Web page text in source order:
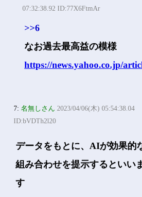
07:32:38.92 ID:77X6FtmAr
>>6
なお過去最高益の模様
https://news.yahoo.co.jp/
7:名無しさん 2023/04/06(木) 05:54:38.04
ID:bVDTh2l20
データをもとに、AIが効果的
組み合わせを提示するといい
す